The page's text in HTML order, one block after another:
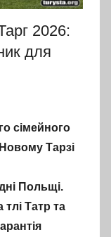
2026:
для
сімейного
Новому Тарзі
Польщі.
Татр та